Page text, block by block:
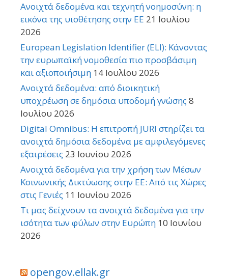
Ανοιχτά δεδομένα και τεχνητή νοημοσύνη: η
εικόνα της υιοθέτησης στην ΕΕ 21 Ιουλίου
2026
European Legislation Identifier (ELI): Κάνοντας
την ευρωπαϊκή νομοθεσία πιο προσβάσιμη
και αξιοποιήσιμη 14 Ιουλίου 2026
Ανοιχτά δεδομένα: από διοικητική
υποχρέωση σε δημόσια υποδομή γνώσης 8
Ιουλίου 2026
Digital Omnibus: Η επιτροπή JURI στηρίζει τα
ανοιχτά δημόσια δεδομένα με αμφιλεγόμενες
εξαιρέσεις 23 Ιουνίου 2026
Ανοιχτά δεδομένα για την χρήση των Μέσων
Κοινωνικής Δικτύωσης στην ΕΕ: Από τις Χώρες
στις Γενιές 11 Ιουνίου 2026
Τι μας δείχνουν τα ανοιχτά δεδομένα για την
ισότητα των φύλων στην Ευρώπη 10 Ιουνίου
2026
opengov.ellak.gr